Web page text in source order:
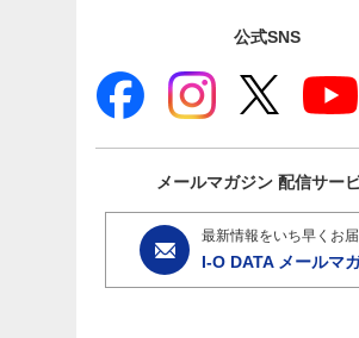
公式SNS
メールマガジン 配信サー
最新情報をいち早くお届
I-O DATA メールマ